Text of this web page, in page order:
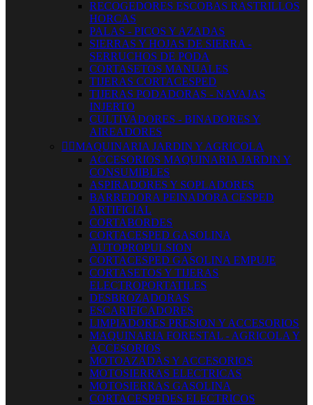
RECOGEDORES ESCOBAS RASTRILLOS
HORCAS
PALAS - PICOS Y AZADAS
SIERRAS Y HOJAS DE SIERRA -
SERRUCHOS DE PODA
CORTASETOS MANUALES
TIJERAS CORTACESPED
TIJERAS PODADORAS - NAVAJAS
INJERTO
CULTIVADORES - BINADORES Y
AIREADORES
 MAQUINARIA JARDIN Y AGRICOLA
ACCESORIOS MAQUINARIA JARDIN Y
CONSUMIBLES
ASPIRADORES Y SOPLADORES
BARREDORA PEINADORA CESPED
ARTIFICIAL
CORTABORDES
CORTACESPED GASOLINA
AUTOPROPULSION
CORTACESPED GASOLINA EMPUJE
CORTASETOS Y TIJERAS
ELECTROPORTATILES
DESBROZADORAS
ESCARIFICADORES
LIMPIADORES PRESION Y ACCESORIOS
MAQUINARIA FORESTAL - AGRICOLA Y
ACCESORIOS
MOTOAZADAS Y ACCESORIOS
MOTOSIERRAS ELECTRICAS
MOTOSIERRAS GASOLINA
CORTACESPEDES ELECTRICOS